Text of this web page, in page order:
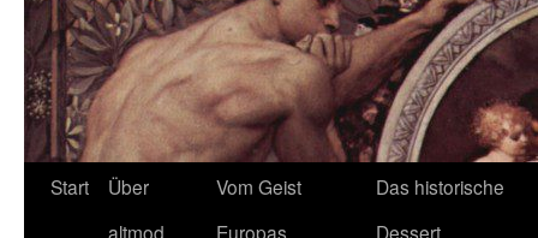
Start
Über
altmod
Vom Geist
Europas
Das historische
Dessert